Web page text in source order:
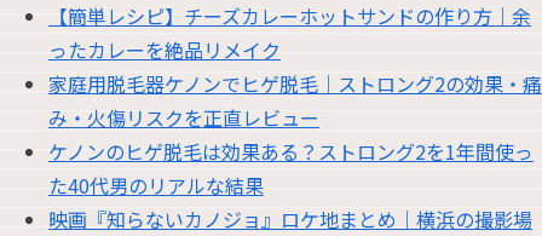
【簡単レシピ】チーズカレーホットサンドの作り方｜余
ったカレーを絶品リメイク
家庭用脱毛器ケノンでヒゲ脱毛｜ストロング2の効果・痛
み・火傷リスクを正直レビュー
ケノンのヒゲ脱毛は効果ある？ストロング2を1年間使っ
た40代男のリアルな結果
映画『知らないカノジョ』ロケ地まとめ｜横浜の撮影場